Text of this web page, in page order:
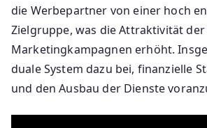
die Werbepartner von einer hoch
Zielgruppe, was die Attraktivität
Marketingkampagnen erhöht.
duale System dazu bei, finanzielle
und den Ausbau der Dienste